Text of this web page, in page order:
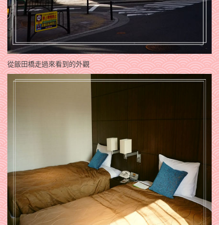
從飯田橋走過來看到的外觀